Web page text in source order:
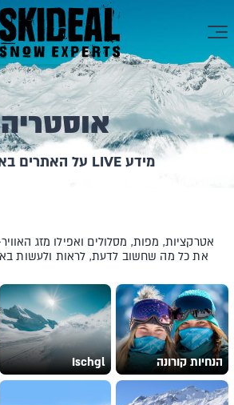
אוסטריה
מידע LIVE על האתרים באוסטריה
אטרקציות, מפות, מסלולים ואפילו מזג
את כל מה שחשוב לדעת, לראות ולעשות
הנחיות קורונה Ischgl